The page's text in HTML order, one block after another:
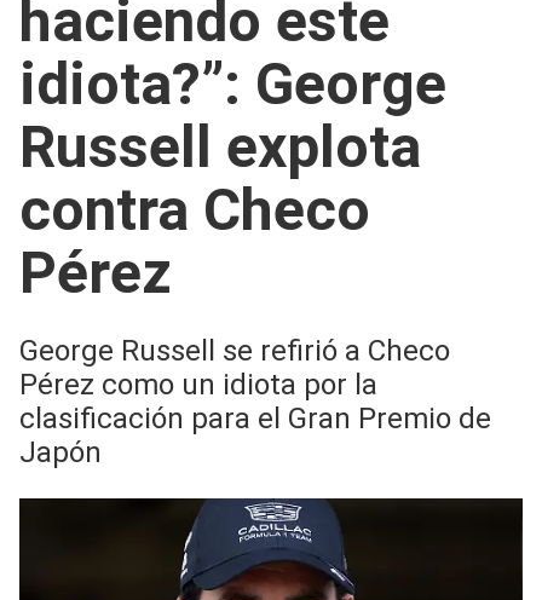
haciendo este
idiota?”: George
Russell explota
contra Checo
Pérez
George Russell se refirió a Checo
Pérez como un idiota por la
clasificación para el Gran Premio de
Japón